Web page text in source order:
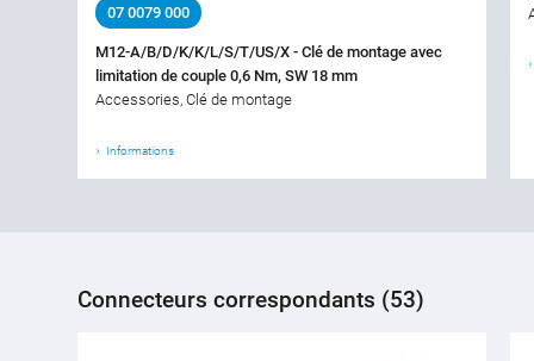
07 0079 000
M12-A/B/D/K/K/L/S/T/US/X - Clé de montage avec
limitation de couple 0,6 Nm, SW 18 mm
Accessories, Clé de montage
Informations
Connecteurs correspondants (53)